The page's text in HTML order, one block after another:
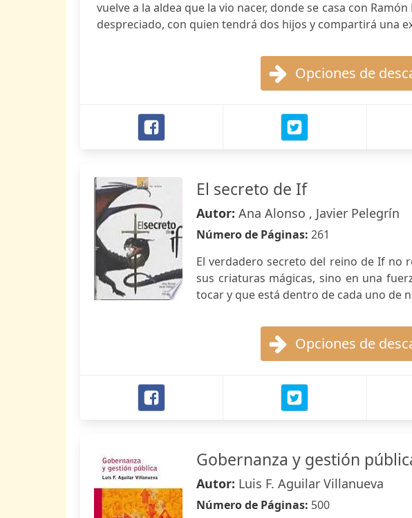
vuelve a la aldea que la vio nacer, donde se casa con
despreciado, con quien tendrá dos hijos y compartirá una
Opciones de
El secreto de If
Autor: Ana Alonso , Javier Pelegrín
Número de Páginas: 261
El verdadero secreto del reino de If no
sus criaturas mágicas, sino en una
tocar y que está dentro de cada uno de
Opciones de
Gobernanza y gestión
Autor: Luis F. Aguilar Villanueva
Número de Páginas: 500